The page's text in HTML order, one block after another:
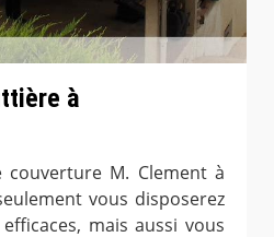
à
couverture M. Clement à
vous disposerez
mais aussi vous